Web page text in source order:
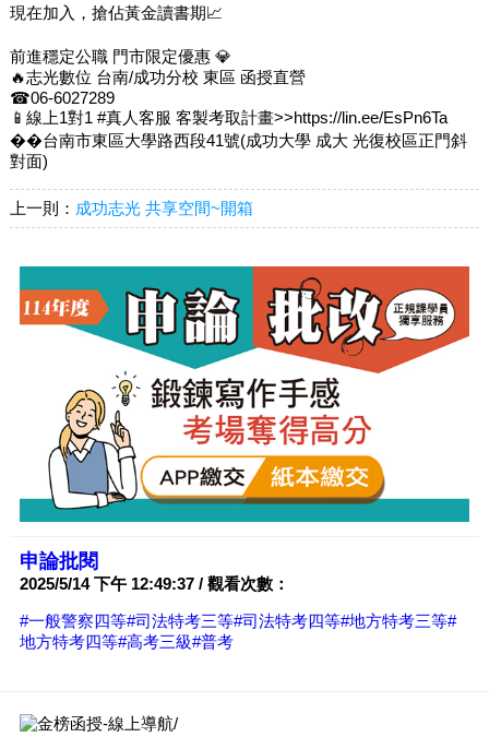
現在加入，搶佔黃金讀書期📈
前進穩定公職 門市限定優惠 💎
🔥志光數位 台南/成功分校 東區 函授直營
☎06-6027289
📱線上1對1 #真人客服 客製考取計畫>>https://lin.ee/EsPn6Ta
��台南市東區大學路西段41號(成功大學 成大 光復校區正門斜
對面)
上一則： 成功志光 共享空間~開箱
申論批閱
2025/5/14 下午 12:49:37 / 觀看次數：
#一般警察四等#司法特考三等#司法特考四等#地方特考三等#
地方特考四等#高考三級#普考